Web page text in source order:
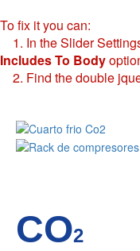
To fix it you can:
1. In the Slider
Includes To Body
2. Find the double
CO2